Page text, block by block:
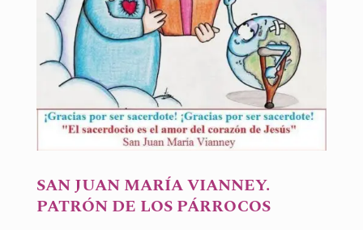
SAN JUAN MARÍA VIANNEY.
PATRÓN DE LOS PÁRROCOS